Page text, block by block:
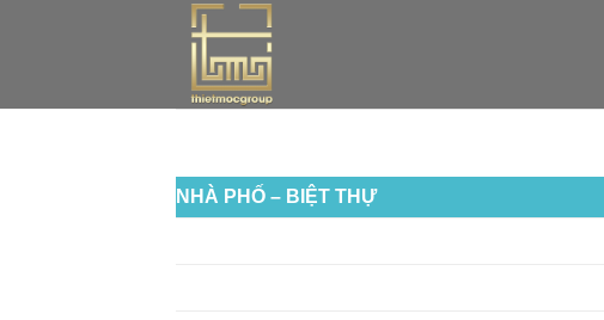
NHÀ PHỐ – BIỆT THỰ